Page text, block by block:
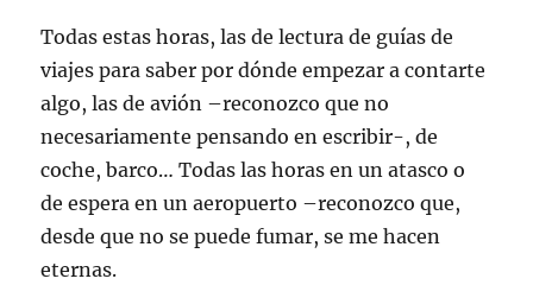
Todas estas horas, las de lectura de guías de
viajes para saber por dónde empezar a contarte
algo, las de avión –reconozco que no
necesariamente pensando en escribir-, de
coche, barco… Todas las horas en un atasco o
de espera en un aeropuerto –reconozco que,
desde que no se puede fumar, se me hacen
eternas.